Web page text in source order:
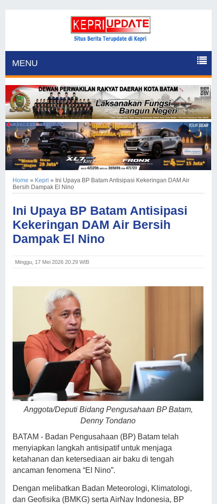
MENU
Home » Kepri » Ini Upaya BP Batam Antisipasi Kekeringan DAM Air
Bersih Dampak El Nino
Ini Upaya BP Batam Antisipasi
Kekeringan DAM Air Bersih
Dampak El Nino
Minggu, 17 Mei 2026 20.29 WIB
Anggota/Deputi Bidang Pengusahaan BP Batam,
Denny Tondano
BATAM - Badan Pengusahaan (BP) Batam telah
menyiapkan langkah antisipatif untuk menjaga
ketahanan dan ketersediaan air baku di tengah
ancaman fenomena “El Nino”.
Dengan melibatkan Badan Meteorologi, Klimatologi,
dan Geofisika (BMKG) serta AirNav Indonesia, BP